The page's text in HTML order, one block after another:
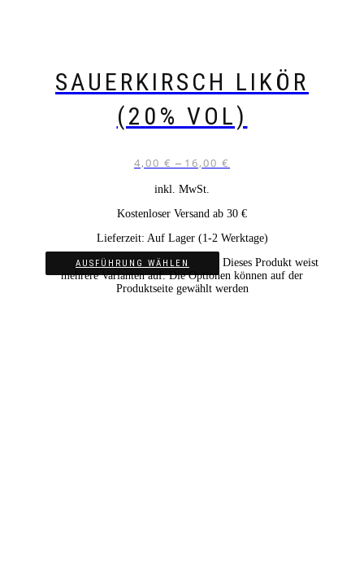
SAUERKIRSCH LIKÖR
(20% VOL)
4,00 € – 16,00 €
inkl. MwSt.
Kostenloser Versand ab 30 €
Lieferzeit: Auf Lager (1-2 Werktage)
AUSFÜHRUNG WÄHLEN
Dieses Produkt weist
mehrere Varianten auf. Die Optionen können auf der
Produktseite gewählt werden